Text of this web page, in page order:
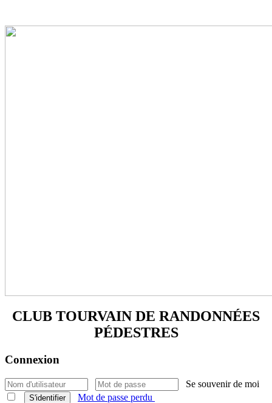
CLUB TOURVAIN DE RANDONNÉES
PÉDESTRES
Connexion
Se souvenir de moi
S'identifier Mot de passe perdu